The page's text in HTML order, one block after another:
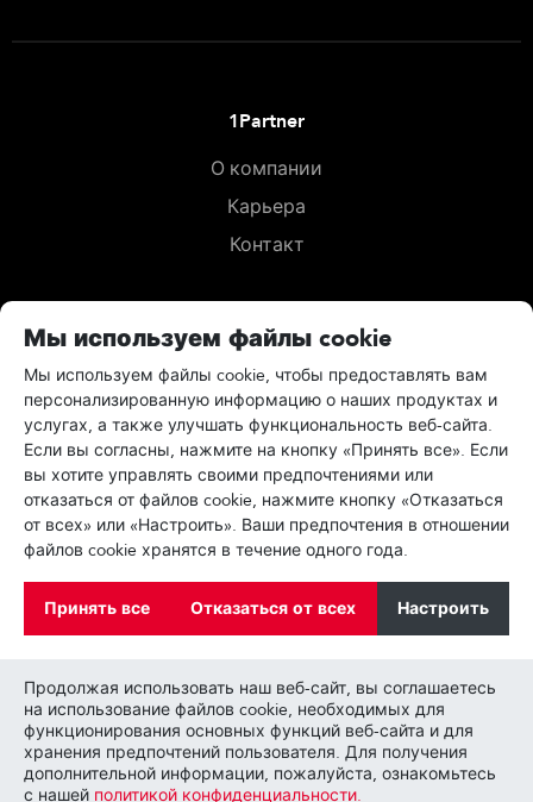
1Partner
О компании
Карьера
Контакт
Найти покупателя или арендатора
Найти недвижимость
Оцените недвижимость
Другой
Видео 1Partner
Политика конфиденциальности
Следуйте за нами
Мы используем файлы cookie
Мы используем файлы cookie, чтобы предоставлять вам
персонализированную информацию о наших продуктах и
услугах, а также улучшать функциональность веб-сайта.
Если вы согласны, нажмите на кнопку «Принять все». Если
вы хотите управлять своими предпочтениями или
отказаться от файлов cookie, нажмите кнопку «Отказаться
от всех» или «Настроить». Ваши предпочтения в отношении
файлов cookie хранятся в течение одного года.
Принять все Отказаться от всех Настроить
Продолжая использовать наш веб-сайт, вы соглашаетесь
на использование файлов cookie, необходимых для
функционирования основных функций веб-сайта и для
хранения предпочтений пользователя. Для получения
дополнительной информации, пожалуйста, ознакомьтесь
с нашей политикой конфиденциальности.